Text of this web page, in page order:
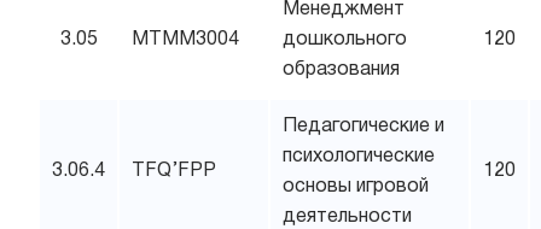
3.05 MTMM3004
Менеджмент
дошкольного
образования
120
3.06.4 TFQ’FPP
Педагогические и
психологические
основы игровой
деятельности
120